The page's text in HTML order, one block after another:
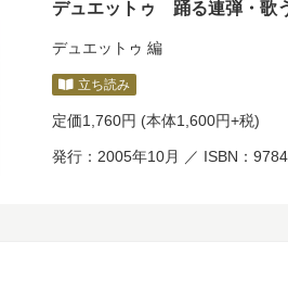
デュエットゥ 踊る連弾・歌
デュエットゥ 編
立ち読み
定価1,760円 (本体1,600円+税)
発行：2005年10月 ／ ISBN：